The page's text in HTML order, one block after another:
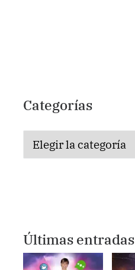
Categorías
Categorías
Últimas entradas